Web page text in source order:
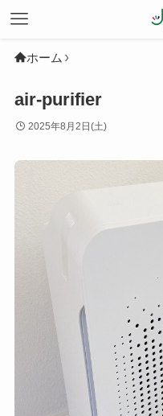
ホーム
air-purifier
2025年8月2日(土)